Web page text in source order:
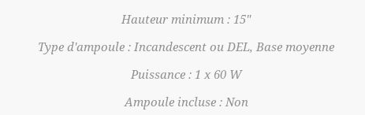
Hauteur minimum : 15"
Type d'ampoule : Incandescent ou DEL, Base moyenne
Puissance : 1 x 60 W
Ampoule incluse : Non